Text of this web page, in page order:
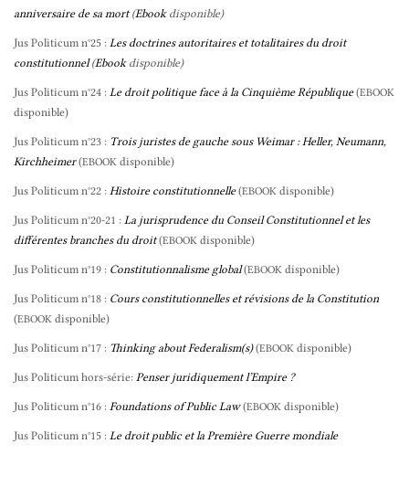
anniversaire de sa mort(Ebookdisponible)
Jus Politicum n°25 : Les doctrines autoritaires et totalitaires du droit
constitutionnel(Ebookdisponible)
Jus Politicum n°24 : Le droit politique face à la Cinquième République (EBOOK
disponible)
Jus Politicum n°23 : Trois juristes de gauche sous Weimar : Heller, Neumann,
Kirchheimer (EBOOK disponible)
Jus Politicum n°22 : Histoire constitutionnelle (EBOOK disponible)
Jus Politicum n°20-21 : La jurisprudence du Conseil Constitutionnel et les
différentes branches du droit (EBOOK disponible)
Jus Politicum n°19 : Constitutionnalisme global (EBOOK disponible)
Jus Politicum n°18 : Cours constitutionnelles et révisions de la Constitution
(EBOOK disponible)
Jus Politicum n°17 : Thinking about Federalism(s) (EBOOK disponible)
Jus Politicum hors-série: Penser juridiquement l’Empire ?
Jus Politicum n°16 : Foundations of Public Law (EBOOK disponible)
Jus Politicum n°15 : Le droit public et la Première Guerre mondiale